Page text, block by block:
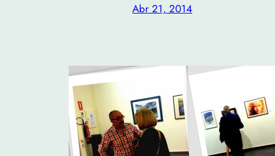
Abr 21, 2014